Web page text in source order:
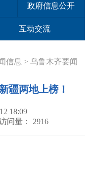
政府信息公开
互动交流
信息 > 乌鲁木齐要闻
疆两地上榜！
18:09
问量： 2916